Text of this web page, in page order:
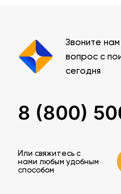
Звоните
вопрос с
сегодня
8 (800)
Или свяжитесь c
нами любым удобным
способом